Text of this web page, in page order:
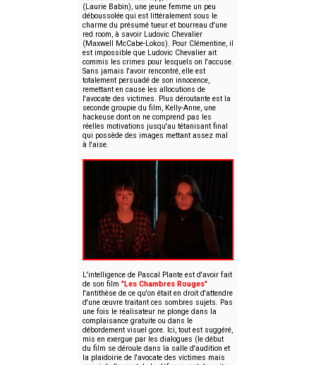
(Laurie Babin), une jeune femme un peu
déboussolée qui est littéralement sous le
charme du présumé tueur et bourreau d'une
red room, à savoir Ludovic Chevalier
(Maxwell McCabe-Lokos). Pour Clémentine, il
est impossible que Ludovic Chevalier ait
commis les crimes pour lesquels on l'accuse.
Sans jamais l'avoir rencontré, elle est
totalement persuadé de son innocence,
remettant en cause les allocutions de
l'avocate des victimes. Plus déroutante est la
seconde groupie du film, Kelly-Anne, une
hackeuse dont on ne comprend pas les
réelles motivations jusqu'au tétanisant final
qui possède des images mettant assez mal
à l'aise.
L'intelligence de Pascal Plante est d'avoir fait
de son film "Les Chambres Rouges"
l'antithèse de ce qu'on était en droit d'attendre
d'une œuvre traitant ces sombres sujets. Pas
une fois le réalisateur ne plonge dans la
complaisance gratuite ou dans le
débordement visuel gore. Ici, tout est suggéré,
mis en exergue par les dialogues (le début
du film se déroule dans la salle d'audition et
la plaidoirie de l'avocate des victimes mais